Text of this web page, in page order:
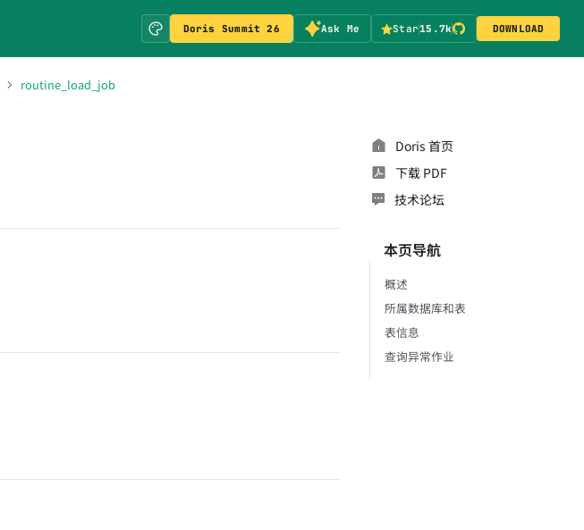
Doris Summit 26 Ask Me Star15.7k DOWNLOAD
routine_load_job
Doris 首页
下载 PDF
技术论坛
本页导航
概述
所属数据库和表
表信息
查询异常作业